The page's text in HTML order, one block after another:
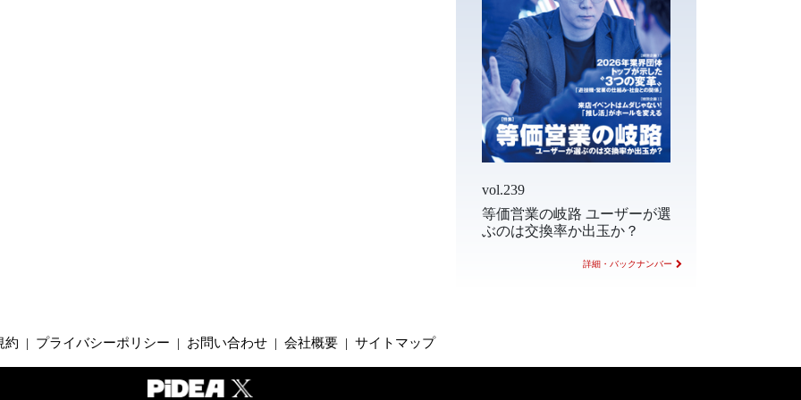
vol.239
等価営業の岐路 ユーザーが選
ぶのは交換率か出玉か？
詳細・バックナンバー
約 | プライバシーポリシー | お問い合わせ | 会社概要 | サイトマップ